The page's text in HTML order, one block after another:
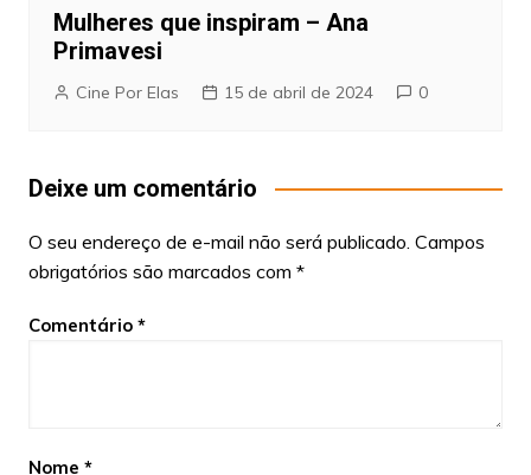
Mulheres que inspiram – Ana
Primavesi
Cine Por Elas 15 de abril de 2024 0
Deixe um comentário
O seu endereço de e-mail não será publicado. Campos
obrigatórios são marcados com *
Comentário *
Nome *